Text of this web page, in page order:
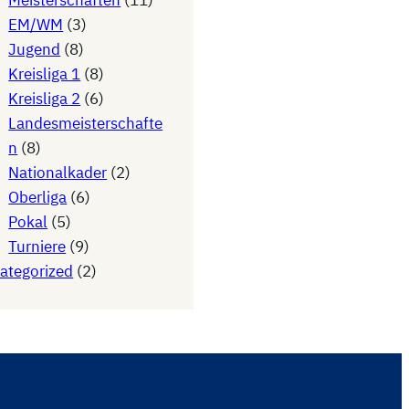
EM/WM (3)
Jugend (8)
Kreisliga 1 (8)
Kreisliga 2 (6)
Landesmeisterschafte
n (8)
Nationalkader (2)
Oberliga (6)
Pokal (5)
Turniere (9)
(2)